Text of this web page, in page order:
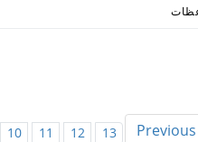
Previous
10 11 12 13